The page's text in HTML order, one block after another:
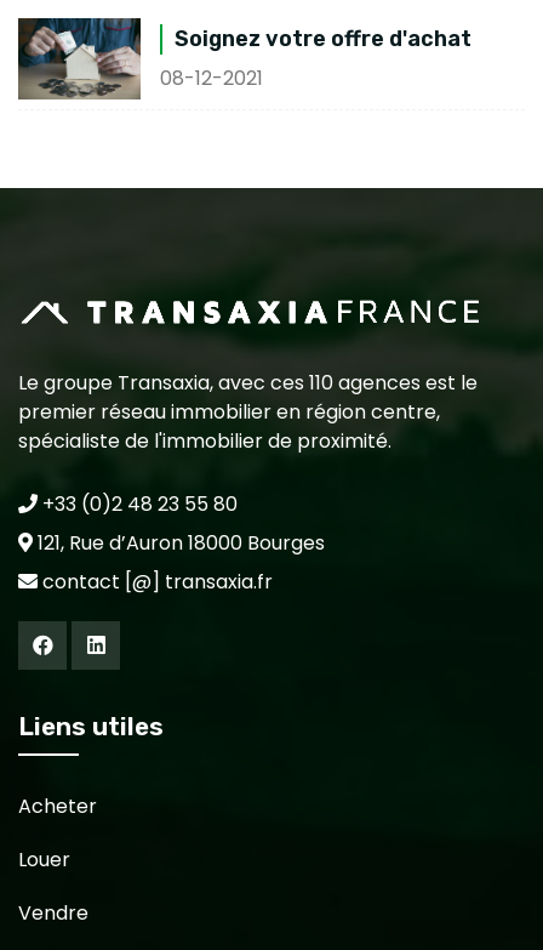
Soignez votre offre d'achat
08-12-2021
Le groupe Transaxia, avec ces 110 agences est le
premier réseau immobilier en région centre,
spécialiste de l'immobilier de proximité.
+33 (0)2 48 23 55 80
121, Rue d’Auron 18000 Bourges
contact [@] transaxia.fr
Liens utiles
Acheter
Louer
Vendre